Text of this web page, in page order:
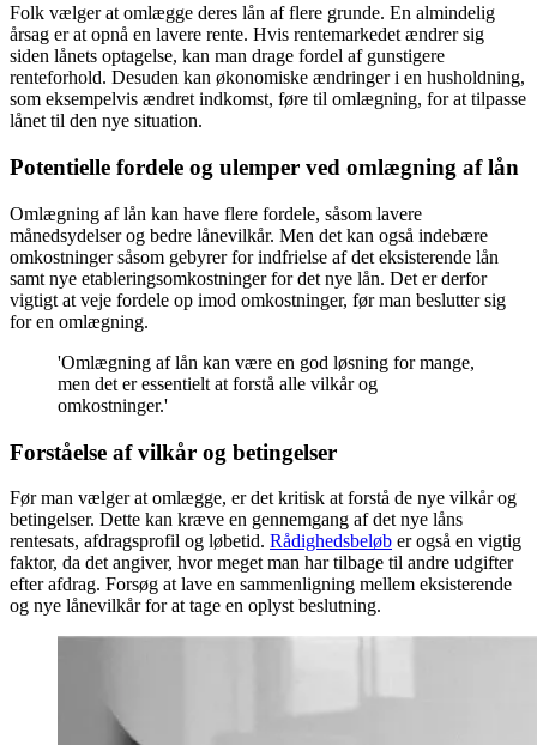
Folk vælger at omlægge deres lån af flere grunde. En almindelig
årsag er at opnå en lavere rente. Hvis rentemarkedet ændrer sig
siden lånets optagelse, kan man drage fordel af gunstigere
renteforhold. Desuden kan økonomiske ændringer i en husholdning,
som eksempelvis ændret indkomst, føre til omlægning, for at tilpasse
lånet til den nye situation.
Potentielle fordele og ulemper ved omlægning af lån
Omlægning af lån kan have flere fordele, såsom lavere
månedsydelser og bedre lånevilkår. Men det kan også indebære
omkostninger såsom gebyrer for indfrielse af det eksisterende lån
samt nye etableringsomkostninger for det nye lån. Det er derfor
vigtigt at veje fordele op imod omkostninger, før man beslutter sig
for en omlægning.
'Omlægning af lån kan være en god løsning for mange,
men det er essentielt at forstå alle vilkår og
omkostninger.'
Forståelse af vilkår og betingelser
Før man vælger at omlægge, er det kritisk at forstå de nye vilkår og
betingelser. Dette kan kræve en gennemgang af det nye låns
rentesats, afdragsprofil og løbetid. Rådighedsbeløb er også en vigtig
faktor, da det angiver, hvor meget man har tilbage til andre udgifter
efter afdrag. Forsøg at lave en sammenligning mellem eksisterende
og nye lånevilkår for at tage en oplyst beslutning.